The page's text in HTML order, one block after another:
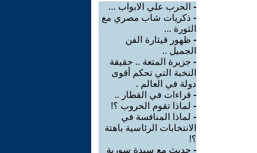
- الحرب علي الابواب ...
- ذكريات شاب مصري مع
الثورة ...
- ظهور قيثارة الفن
الجميل ..
- جزيرة المتعة .. حقيقة
النخبة التي تحكم أقوى
دولة في العالم .
- قراءات في القطار ..
- لماذا تقوم الحروب ؟!
- لماذا المنافسة في
الانتخابات الرئاسية باهتة
؟!
- حديث مع سيدة سورية